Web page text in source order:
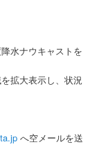
水ナウキャストを
拡大表示し、状況
へ空メールを送